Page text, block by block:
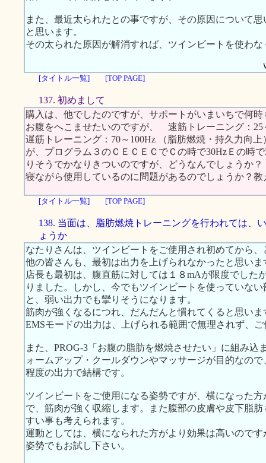
また、最近太られたとの事ですが、その原因について
と思います。
その太られた原因が解消すれば、ツインビートを使わ
[タイトル一覧]
[TOP PAGE]
137. 初めまして
購入は、他でしたのですが、サポートがいまいちで何
お腹をへこませたいのですが、 速筋トレーニング：
遅筋トレーニング：70～100Hz （脂肪燃焼・持久力向
が、プログラム３のＣＥＣＥＣでＣの時で30HzＥの時
りそうでかなりきついのですが、どうなんでしょうか？
寝ながら使用しているのに問題があるのでしょうか？教
[タイトル一覧] [TOP PAGE]
138. 当面は、脂肪燃焼トレーニングを行われては、
ょうか
なたりさんは、ツインビートをご使用され初めてから
他の皆さんも、最初は出力を上げられなかったと思いま
店長も最初は、腹直筋に対しては１８mAが限度でした
りました。しかし、今でもツインビートを使っていな
と、弱い出力でも攣りそうになります。
筋肉が強くなるにつれ、だんだんと慣れてくると思い
EMSモードの出力は、上げられる範囲で無理されず、
また、PROG-3「お腹の脂肪を燃焼させたい」に組み込
ォームアップ・クールダウンやマッサージが目的なの
程度の出力で結構です。
ツインビートをご使用になる姿勢ですが、横になった
で、筋肉が強く収縮します。また腹部の皮膚や皮下脂
すい事も考えられます。
運動としては、横になられた方がより効果は高いので
姿勢でもお試し下さい。